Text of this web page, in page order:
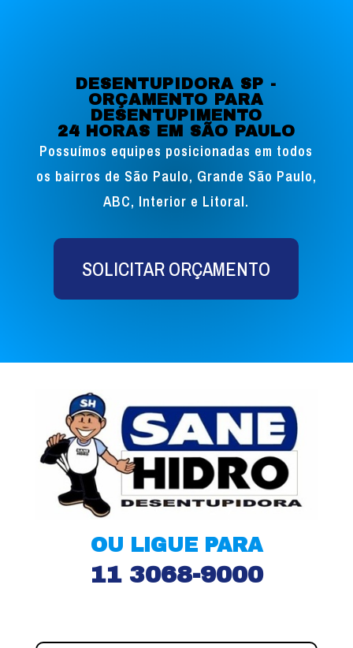
DESENTUPIDORA SP -
ORÇAMENTO PARA
DESENTUPIMENTO
24 HORAS EM SÃO PAULO
Possuímos equipes posicionadas em todos
os bairros de São Paulo, Grande São Paulo,
ABC, Interior e Litoral.
SOLICITAR ORÇAMENTO
OU LIGUE PARA
11 3068-9000